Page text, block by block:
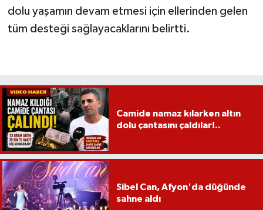
dolu yaşamın devam etmesi için ellerinden gelen
tüm desteği sağlayacaklarını belirtti.
Camide namaz kılarken altın
dolu çantasını çaldılar!..
Sibel Can, Afyon'da düğünde
sahne aldı